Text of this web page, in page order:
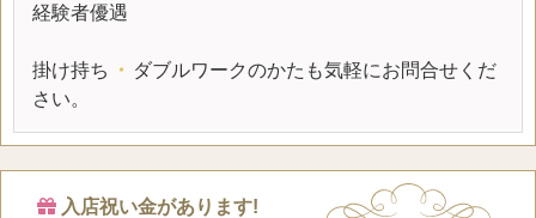
経験者優遇
掛け持ち ・ ダブルワークのかたも気軽にお問合せくだ
さい。
入店祝い金があります!